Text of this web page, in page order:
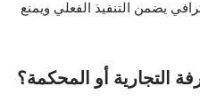
يضمن التنفيذ الفعلي ويمنع
التجارية أو المحكمة؟